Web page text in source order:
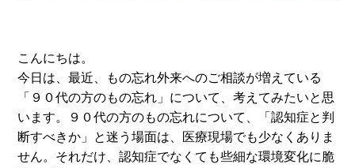
こんにちは。
今日は、最近、もの忘れ外来へのご相談が増えている
「９０代の方のもの忘れ」について、考えてみたいと思
います。９０代の方のもの忘れについて、「認知症と判
断すべきか」と迷う場面は、医療現場でも少なくありま
せん。それだけ、認知症でなくても些細な環境変化に脆